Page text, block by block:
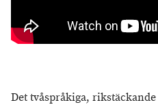
Det tvåspråkiga,